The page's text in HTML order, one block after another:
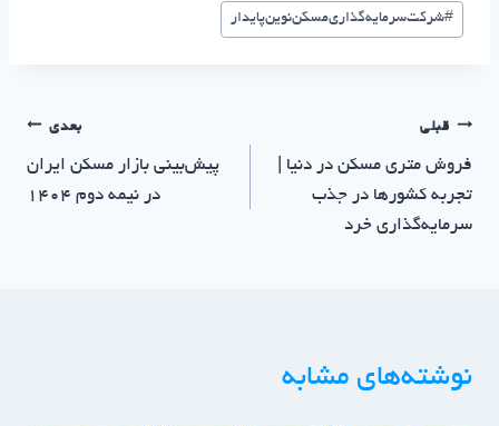
#شرکت‌سرمایه‌گذاری‌مسکن‌نوین‌پایدار
قبلی
فروش متری مسکن در دنیا |
تجربه کشورها در جذب
سرمایه‌گذاری خرد
بعدی
پیش‌بینی بازار مسکن ایران
در نیمه دوم ۱۴۰۴
نوشته‌های مشابه